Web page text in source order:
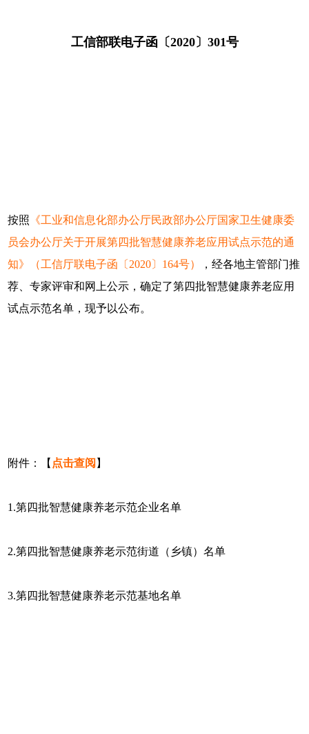
工信部联电子函〔2020〕301号
按照 《工业和信息化部办公厅民政部办公厅国家卫生健康委
员会办公厅关于开展第四批智慧健康养老应用试点示范的通
知》（工信厅联电子函〔2020〕164号）
，经各地主管部门推
荐、专家评审和网上公示，确定了第四批智慧健康养老应用
试点示范名单，现予以公布。
附件：【 点击查阅 】
1.第四批智慧健康养老示范企业名单
2.第四批智慧健康养老示范街道（乡镇）名单
3.第四批智慧健康养老示范基地名单